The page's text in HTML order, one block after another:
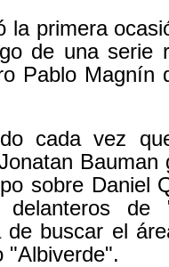
la primera
de una serie
Pablo Magnín
cada vez
Bauman
sobre Daniel
de
de buscar el
"Albiverde".